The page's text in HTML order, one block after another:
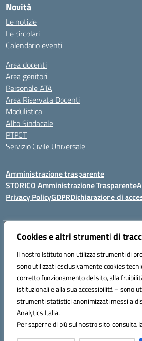
Cookies e altri strumenti di
Il nostro Istituto non utilizza strumenti di
sono utilizzati esclusivamente cookies
corretto funzionamento del sito, alla
istituzionali e alla sua accessibilità – sono
strumenti statistici anonimizzati messi a
Analytics Italia.
Per saperne di più sul nostro sito, consulta
Novità
Le notizie
Le circolari
Calendario eventi
Area docenti
Area genitori
Personale ATA
Area Riservata Docenti
Modulistica
Albo Sindacale
PTPCT
Servizio Civile Universale
Amministrazione trasparente
STORICO Amministrazione Trasparente
Privacy PolicyGDPRDichiarazione di
Indirizzo:Piazza S. G. Bosco, 1 95014 Giarre (CT)
Posta elettronica certificata (PEC):
Codice fiscale: 92001680872
Codice meccanografico: CTIC8AZ00A
Hosting & Powered by 3D
Concept & Design by